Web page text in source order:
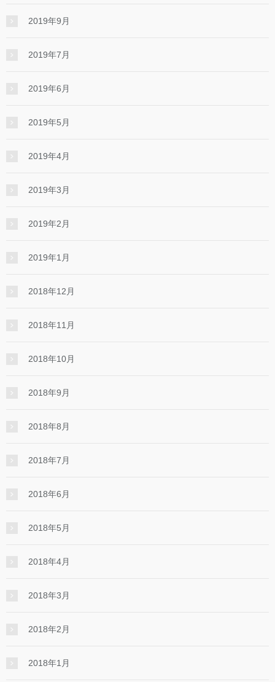
2019年9月
2019年7月
2019年6月
2019年5月
2019年4月
2019年3月
2019年2月
2019年1月
2018年12月
2018年11月
2018年10月
2018年9月
2018年8月
2018年7月
2018年6月
2018年5月
2018年4月
2018年3月
2018年2月
2018年1月